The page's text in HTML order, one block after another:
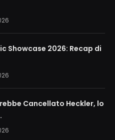
Showcase 2026: Recap di
Cancellato Heckler, lo